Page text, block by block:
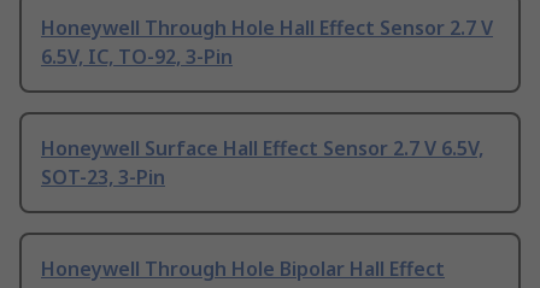
Honeywell Through Hole Hall Effect Sensor 2.7 V
6.5V, IC, TO-92, 3-Pin
Honeywell Surface Hall Effect Sensor 2.7 V 6.5V,
SOT-23, 3-Pin
Honeywell Through Hole Bipolar Hall Effect